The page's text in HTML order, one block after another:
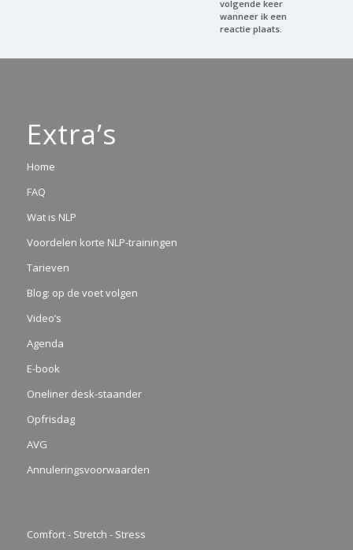
volgende keer
wanneer ik een
reactie plaats.
Extra’s
Home
FAQ
Wat is NLP
Voordelen korte NLP-trainingen
Tarieven
Blog: op de voet volgen
Video’s
Agenda
E-book
Oneliner desk-staander
Opfrisdag
AVG
Annuleringsvoorwaarden
Comfort - Stretch - Stress